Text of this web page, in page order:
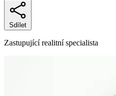
Sdílet
Zastupující realitní specialista